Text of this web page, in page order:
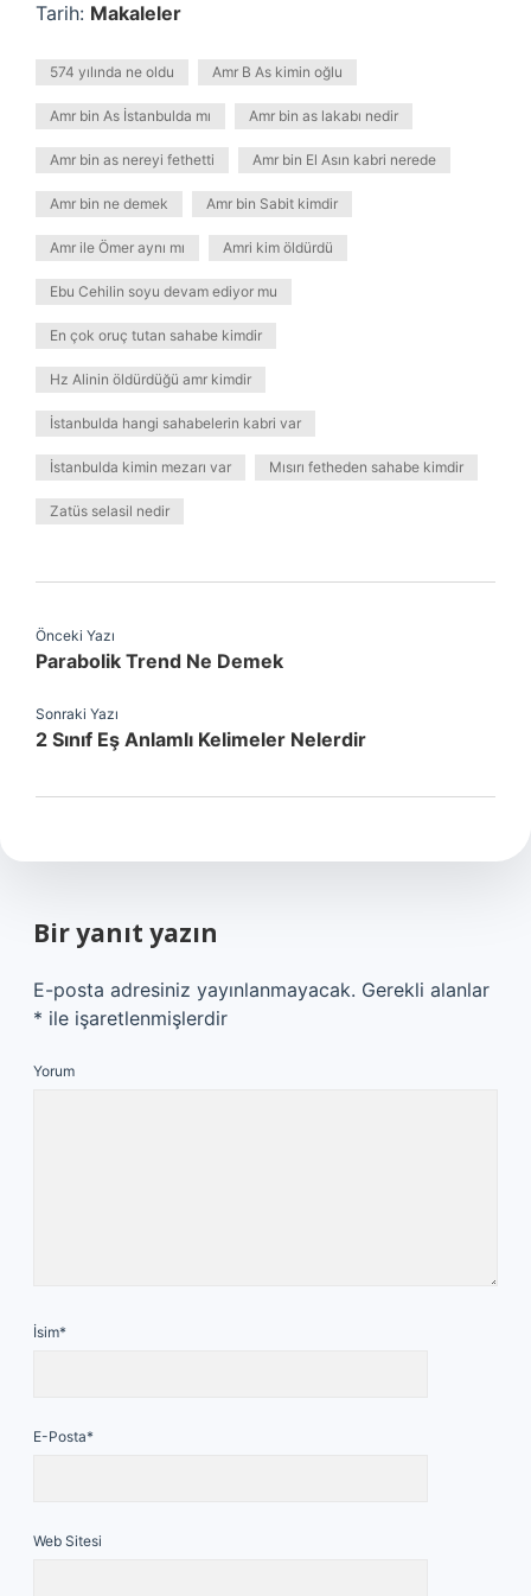
Tarih: Makaleler
574 yılında ne oldu Amr B As kimin oğlu
Amr bin As İstanbulda mı Amr bin as lakabı nedir
Amr bin as nereyi fethetti Amr bin El Asın kabri nerede
Amr bin ne demek Amr bin Sabit kimdir
Amr ile Ömer aynı mı Amri kim öldürdü
Ebu Cehilin soyu devam ediyor mu
En çok oruç tutan sahabe kimdir
Hz Alinin öldürdüğü amr kimdir
İstanbulda hangi sahabelerin kabri var
İstanbulda kimin mezarı var Mısırı fetheden sahabe kimdir
Zatüs selasil nedir
Önceki Yazı
Parabolik Trend Ne Demek
Sonraki Yazı
2 Sınıf Eş Anlamlı Kelimeler Nelerdir
Bir yanıt yazın
E-posta adresiniz yayınlanmayacak. Gerekli alanlar
* ile işaretlenmişlerdir
Yorum
İsim*
E-Posta*
Web Sitesi